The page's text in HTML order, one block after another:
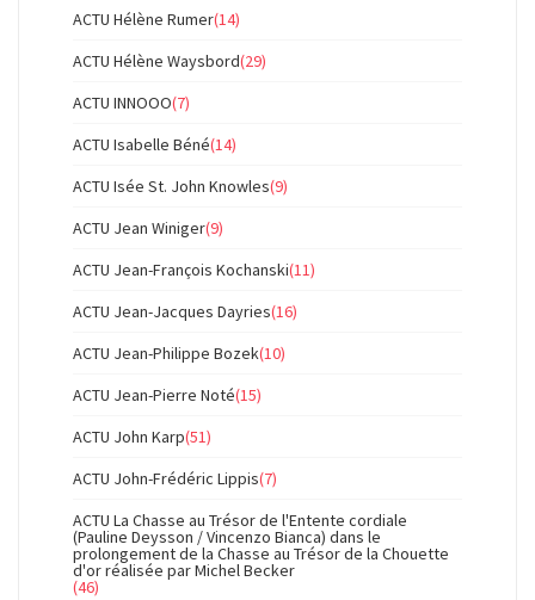
ACTU Hélène Rumer(14)
ACTU Hélène Waysbord(29)
ACTU INNOOO(7)
ACTU Isabelle Béné(14)
ACTU Isée St. John Knowles(9)
ACTU Jean Winiger(9)
ACTU Jean-François Kochanski(11)
ACTU Jean-Jacques Dayries(16)
ACTU Jean-Philippe Bozek(10)
ACTU Jean-Pierre Noté(15)
ACTU John Karp(51)
ACTU John-Frédéric Lippis(7)
ACTU La Chasse au Trésor de l'Entente cordiale
(Pauline Deysson / Vincenzo Bianca) dans le
prolongement de la Chasse au Trésor de la Chouette
d'or réalisée par Michel Becker
(46)